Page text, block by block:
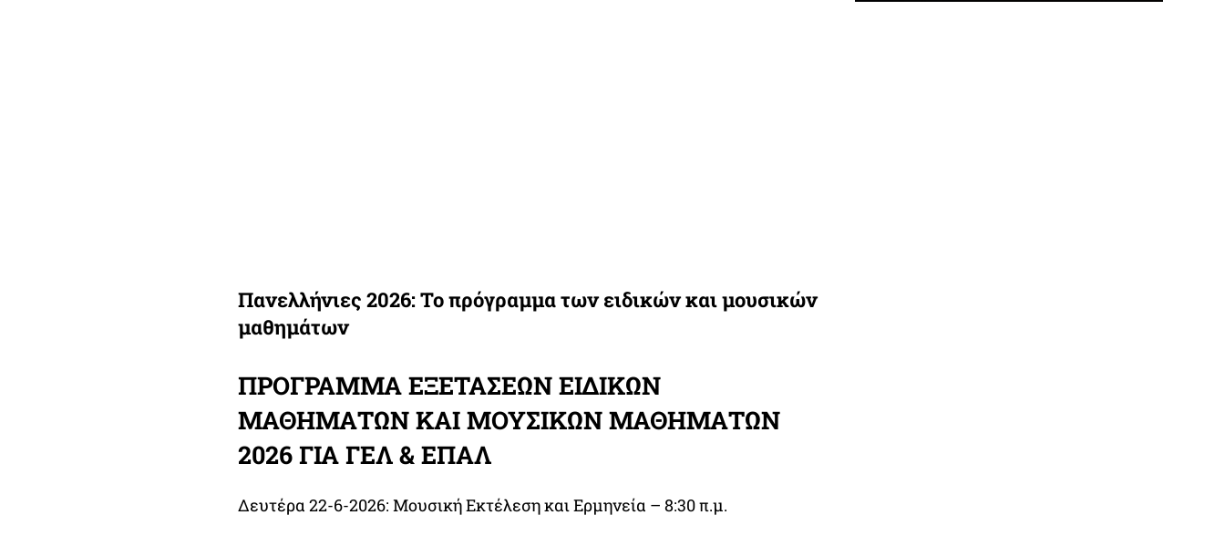
Πανελλήνιες 2026: Το πρόγραμμα των ειδικών και μουσικών
μαθημάτων
ΠΡΟΓΡΑΜΜΑ ΕΞΕΤΑΣΕΩΝ ΕΙΔΙΚΩΝ
ΜΑΘΗΜΑΤΩΝ ΚΑΙ ΜΟΥΣΙΚΩΝ ΜΑΘΗΜΑΤΩΝ
2026 ΓΙΑ ΓΕΛ & ΕΠΑΛ
Δευτέρα 22-6-2026: Μουσική Εκτέλεση και Ερμηνεία – 8:30 π.μ.